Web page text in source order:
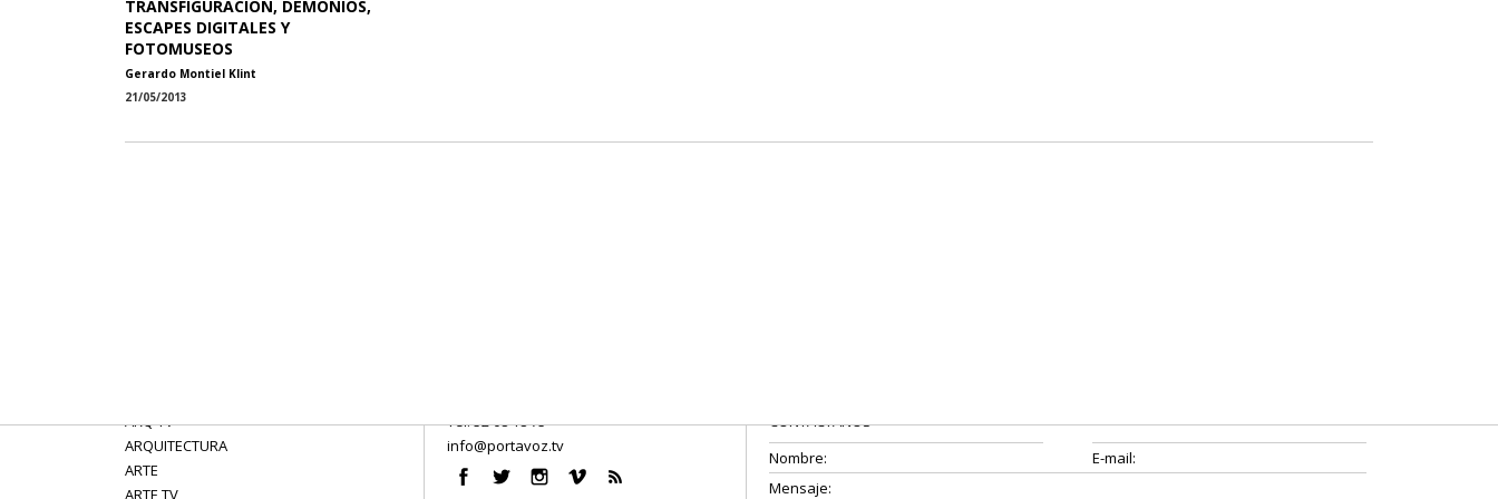
TRANSFIGURACIÓN, DEMONIOS,
ESCAPES DIGITALES Y
FOTOMUSEOS
Gerardo Montiel Klint
21/05/2013
ARQ TV
ARQUITECTURA
ARTE
ARTE TV
Tel: 52 08 18 75
info@portavoz.tv
CONTÁCTANOS